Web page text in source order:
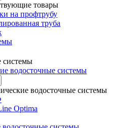
товары
на профтрубу
труба
системы
водосточные системы
водосточные системы
Optima